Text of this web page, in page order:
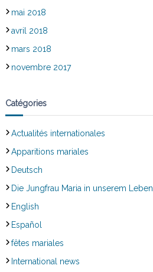
mai 2018
avril 2018
mars 2018
novembre 2017
Catégories
Actualités internationales
Apparitions mariales
Deutsch
Die Jungfrau Maria in unserem Leben
English
Español
fêtes mariales
International news